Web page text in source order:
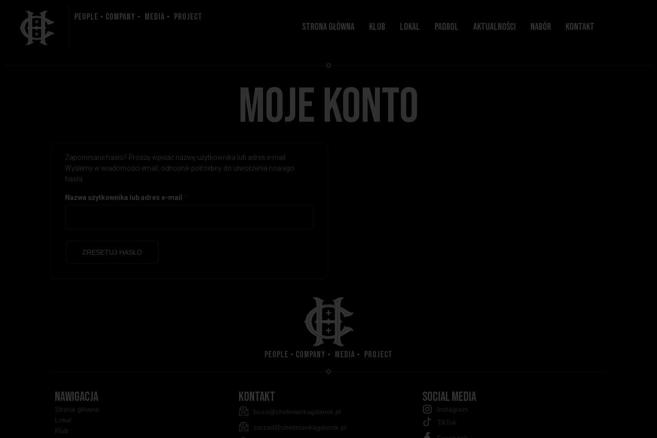
People • Company • Media • Project
STRONA GŁÓWNA KLUB LOKAL PADBOL AKTUALNOŚCI NABÓR KONTAKT
MOJE KONTO
Zapomniane hasło? Proszę wpisać nazwę użytkownika lub adres e-mail.
Wyślemy w wiadomości email, odnośnik potrzebny do utworzenia nowego
hasła.
Nazwa użytkownika lub adres e-mail *
ZRESETUJ HASŁO
People • Company • Media • Project
NAWIGACJA
Strona główna
Lokal
Klub
KONTAKT
biuro@chelmiankagdansk.pl
zarzad@chelmiankagdansk.pl
SOCIAL MEDIA
Instagram
TikTok